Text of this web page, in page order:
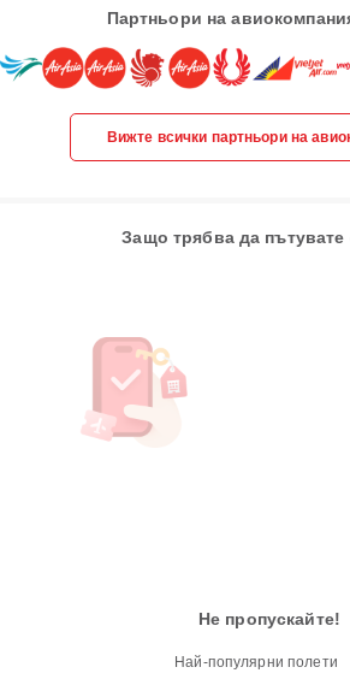
Партньори на
Вижте всички партньори на
Защо трябва да пътувате
Не пропускайте!
Най-популярни полети